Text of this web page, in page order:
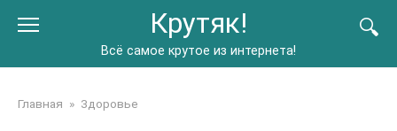
Крутяк!
Всё самое крутое из интернета!
Главная » Здоровье